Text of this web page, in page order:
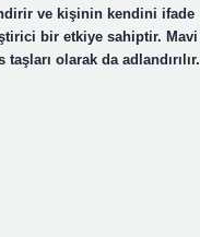
ve kişinin kendini ifade
bir etkiye sahiptir. Mavi
olarak da adlandırılır.